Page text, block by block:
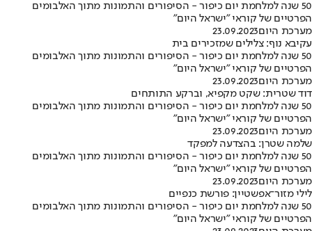
50 שנה למלחמת יום כיפור - הסיפורים והתמונות מתוך האלבומים
הפרטיים של קוראי "ישראל היום"
מערכת היום23.09.2023
עקיבא נוף: צלילים שמזכירים בית
50 שנה למלחמת יום כיפור - הסיפורים והתמונות מתוך האלבומים
הפרטיים של קוראי "ישראל היום"
מערכת היום23.09.2023
דוד שטרית: שקט מקפיא, וברקע התותחים
50 שנה למלחמת יום כיפור - הסיפורים והתמונות מתוך האלבומים
הפרטיים של קוראי "ישראל היום"
מערכת היום23.09.2023
שלמה שטרן: בהצדעה למפקד
50 שנה למלחמת יום כיפור - הסיפורים והתמונות מתוך האלבומים
הפרטיים של קוראי "ישראל היום"
מערכת היום23.09.2023
לילי מזור־אפשטיין: פורשת כנפיים
50 שנה למלחמת יום כיפור - הסיפורים והתמונות מתוך האלבומים
הפרטיים של קוראי "ישראל היום"